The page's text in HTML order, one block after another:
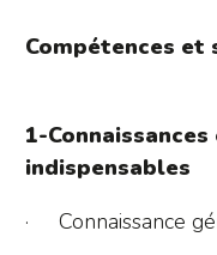
Compétences et
1-
indispensables
· Connaissance